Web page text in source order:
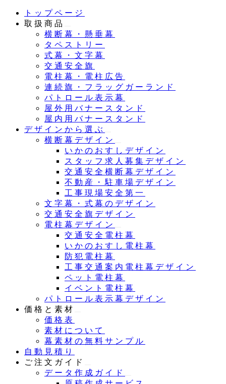
トップページ
取扱商品
横断幕・懸垂幕
タペストリー
式幕・文字幕
交通安全旗
電柱幕・電柱広告
連続旗・フラッグガーランド
パトロール表示幕
屋外用バナースタンド
屋内用バナースタンド
デザインから選ぶ
横断幕デザイン
いかのおすしデザイン
スタッフ求人募集デザイン
交通安全横断幕デザイン
不動産・駐車場デザイン
工事現場安全第一
文字幕・式幕のデザイン
交通安全旗デザイン
電柱幕デザイン
交通安全電柱幕
いかのおすし電柱幕
防犯電柱幕
工事交通案内電柱幕デザイン
ペット電柱幕
イベント電柱幕
パトロール表示幕デザイン
価格と素材
価格表
素材について
幕素材の無料サンプル
自動見積り
ご注文ガイド
データ作成ガイド